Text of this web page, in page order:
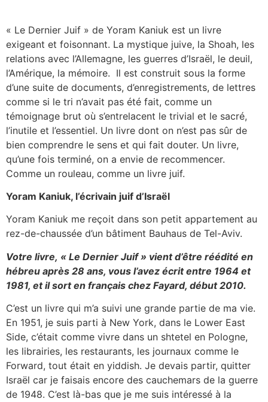
« Le Dernier Juif » de Yoram Kaniuk est un livre
exigeant et foisonnant. La mystique juive, la Shoah, les
relations avec l’Allemagne, les guerres d’Israël, le deuil,
l’Amérique, la mémoire. Il est construit sous la forme
d’une suite de documents, d’enregistrements, de lettres
comme si le tri n’avait pas été fait, comme un
témoignage brut où s’entrelacent le trivial et le sacré,
l’inutile et l’essentiel. Un livre dont on n’est pas sûr de
bien comprendre le sens et qui fait douter. Un livre,
qu’une fois terminé, on a envie de recommencer.
Comme un rouleau, comme un livre juif.
Yoram Kaniuk, l’écrivain juif d’Israël
Yoram Kaniuk me reçoit dans son petit appartement au
rez-de-chaussée d’un bâtiment Bauhaus de Tel-Aviv.
Votre livre, « Le Dernier Juif » vient d’être réédité en
hébreu après 28 ans, vous l’avez écrit entre 1964 et
1981, et il sort en français chez Fayard, début 2010.
C’est un livre qui m’a suivi une grande partie de ma vie.
En 1951, je suis parti à New York, dans le Lower East
Side, c’était comme vivre dans un shtetel en Pologne,
les librairies, les restaurants, les journaux comme le
Forward, tout était en yiddish. Je devais partir, quitter
Israël car je faisais encore des cauchemars de la guerre
de 1948. C’est là-bas que je me suis intéressé à la